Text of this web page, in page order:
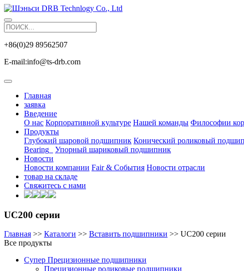
+86(0)29 89562507
E-mail:info@ts-drb.com
Главная
заявка
Введение
О нас Корпоративной культуре Нашей команды Философии
Продукты
Глубокий шаровой подшипник Конический роликовый
Bearing_
Упорный шариковый подшипник
Новости
Новости компании Fair & События Новости отрасли
товар на складе
Свяжитесь с нами
UC200 серии
Главная >> Каталоги >> Вставить подшипники >> UC200 серии
Все продукты
Супер Прецизионные подшипники
Прецизионные роликовые подшипники